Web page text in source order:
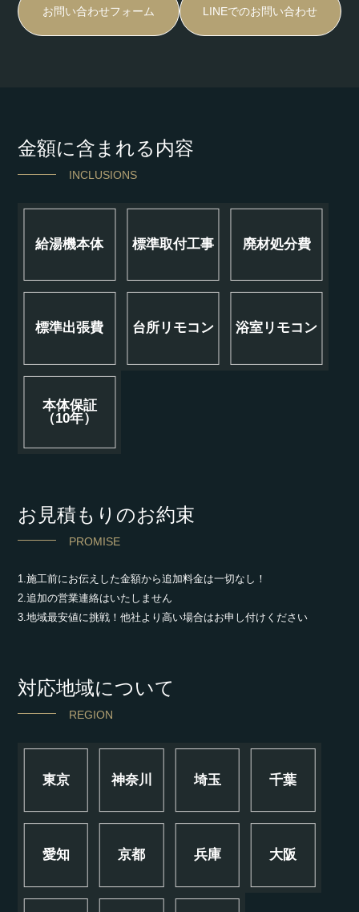
お問い合わせフォーム LINEでのお問い合わせ
金額に含まれる内容
INCLUSIONS
給湯機本体 標準取付工事 廃材処分費
標準出張費 台所リモコン 浴室リモコン
本体保証
（10年）
お見積もりのお約束
PROMISE
1.施工前にお伝えした金額から追加料金は一切なし！
2.追加の営業連絡はいたしません
3.地域最安値に挑戦！他社より高い場合はお申し付けください
対応地域について
REGION
東京 神奈川 埼玉 千葉
愛知 京都 兵庫 大阪